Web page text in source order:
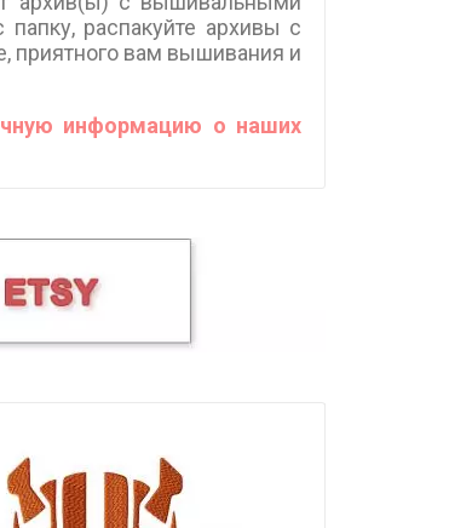
распакуйте архивы с
вам вышивания и
информацию о наших